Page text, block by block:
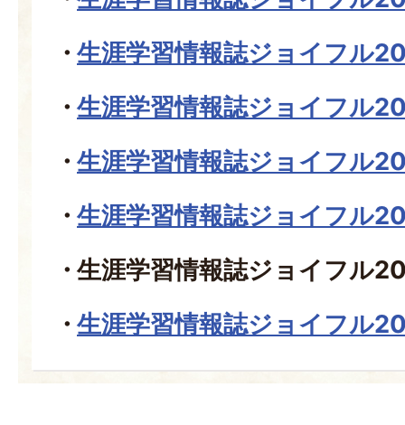
生涯学習情報誌ジョイフル
生涯学習情報誌ジョイフル
生涯学習情報誌ジョイフル
生涯学習情報誌ジョイフル
生涯学習情報誌ジョイフル
生涯学習情報誌ジョイフル